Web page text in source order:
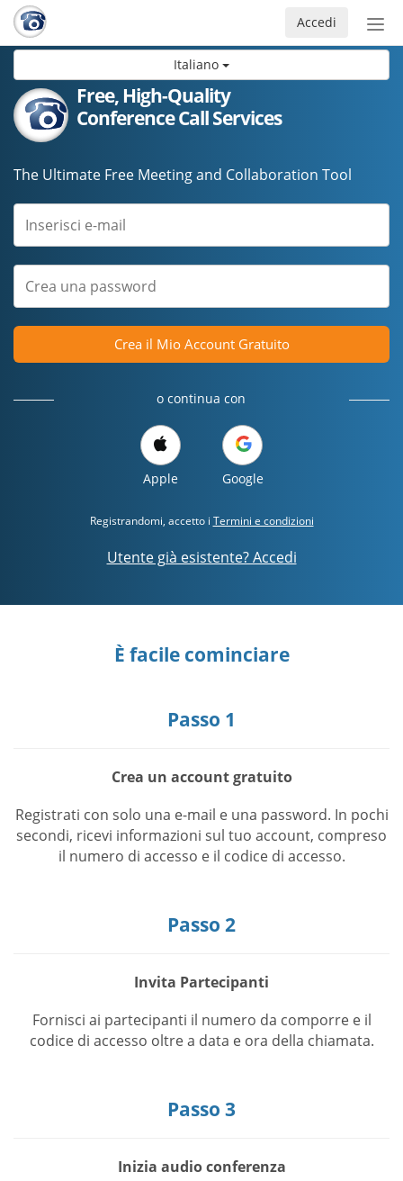
Italiano
Accedi
Free, High-Quality
Conference Call Services
The Ultimate Free Meeting and Collaboration Tool
Crea il Mio Account Gratuito
o continua con
Apple Google
Registrandomi, accetto i Termini e condizioni
Utente già esistente? Accedi
È facile cominciare
Passo 1
Crea un account gratuito
Registrati con solo una e-mail e una password. In pochi
secondi, ricevi informazioni sul tuo account, compreso
il numero di accesso e il codice di accesso.
Passo 2
Invita Partecipanti
Fornisci ai partecipanti il numero da comporre e il
codice di accesso oltre a data e ora della chiamata.
Passo 3
Inizia audio conferenza